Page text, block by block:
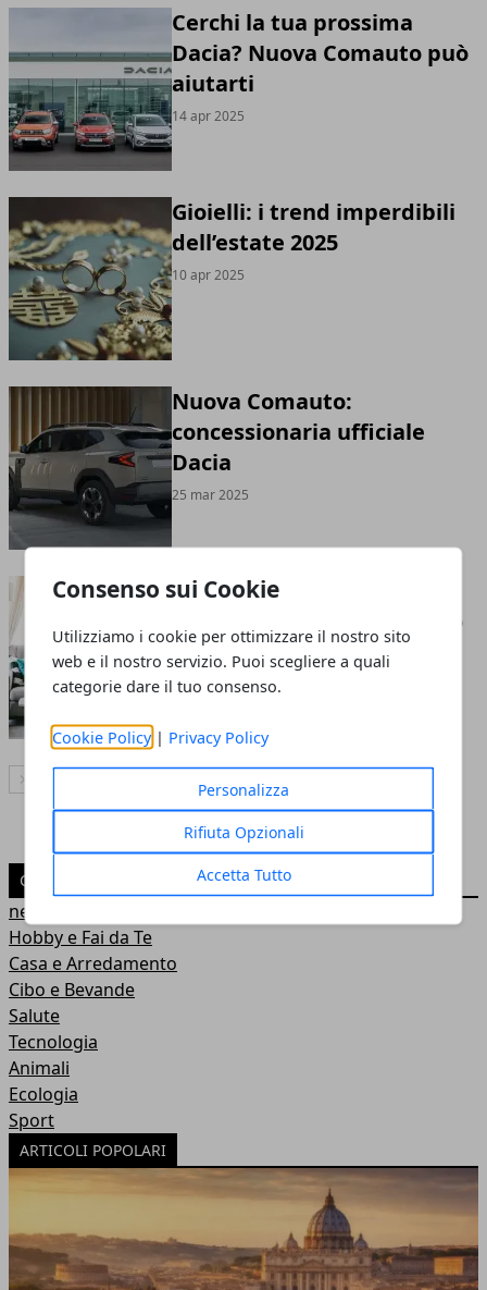
Consenso sui Cookie
Utilizziamo i cookie per ottimizzare il nostro sito
web e il nostro servizio. Puoi scegliere a quali
categorie dare il tuo consenso.
Cookie Policy | Privacy Policy
Personalizza
Rifiuta Opzionali
Accetta Tutto
Cerchi la tua prossima
Dacia? Nuova Comauto può
aiutarti
14 apr 2025
Gioielli: i trend imperdibili
dell’estate 2025
10 apr 2025
Nuova Comauto:
concessionaria ufficiale
Dacia
25 mar 2025
Mobili da arredo: come
scegliere il design perfetto
per ogni ambiente
21 dic 2024
Articolo Successivo
CATEGORIE
news
Hobby e Fai da Te
Casa e Arredamento
Cibo e Bevande
Salute
Tecnologia
Animali
Ecologia
Sport
ARTICOLI POPOLARI